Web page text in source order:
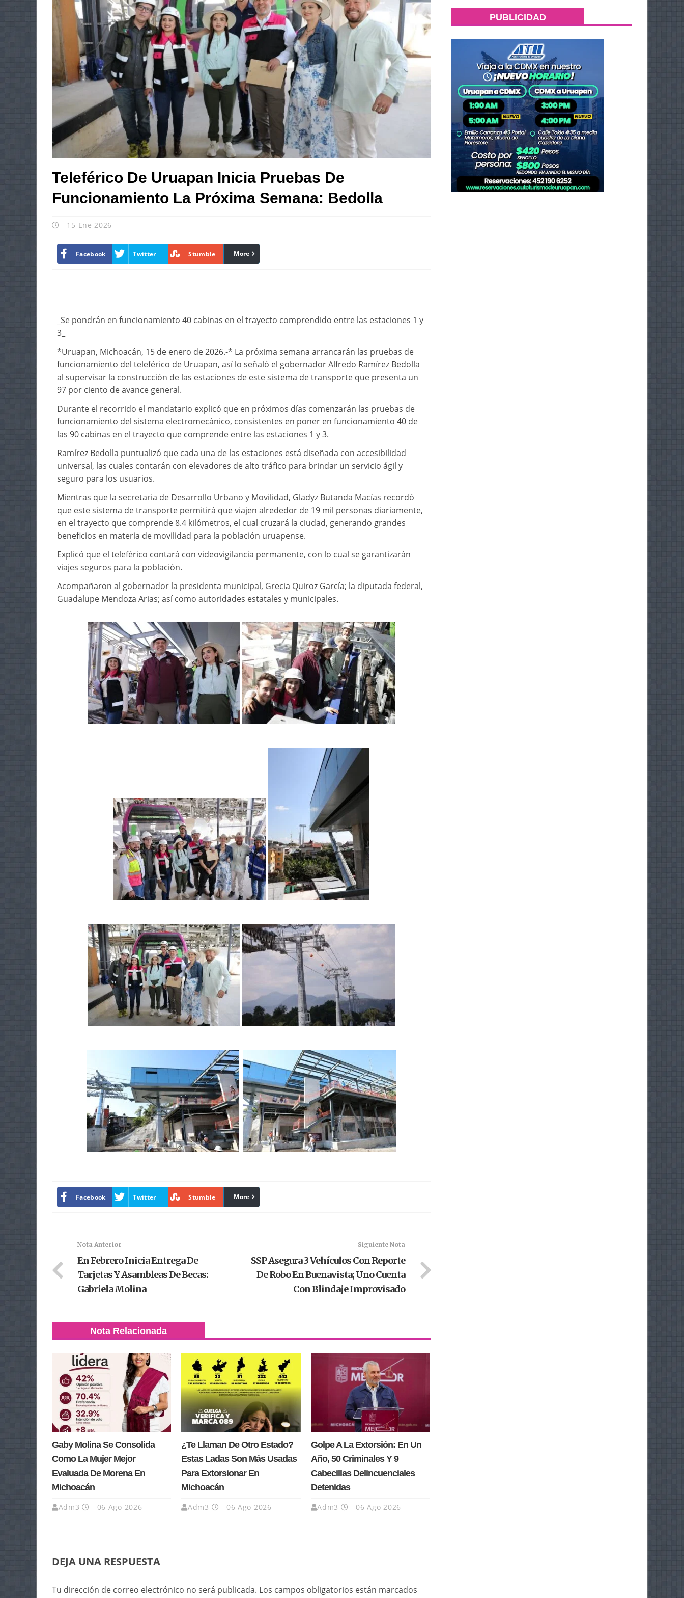
Teleférico De Uruapan Inicia Pruebas De
Funcionamiento La Próxima Semana: Bedolla
15 Ene 2026
Facebook Twitter Stumble linkedin
More
_Se pondrán en funcionamiento 40 cabinas en el trayecto comprendido entre las estaciones 1 y
3_
*Uruapan, Michoacán, 15 de enero de 2026.-* La próxima semana arrancarán las pruebas de
funcionamiento del teleférico de Uruapan, así lo señaló el gobernador Alfredo Ramírez Bedolla
al supervisar la construcción de las estaciones de este sistema de transporte que presenta un
97 por ciento de avance general.
Durante el recorrido el mandatario explicó que en próximos días comenzarán las pruebas de
funcionamiento del sistema electromecánico, consistentes en poner en funcionamiento 40 de
las 90 cabinas en el trayecto que comprende entre las estaciones 1 y 3.
Ramírez Bedolla puntualizó que cada una de las estaciones está diseñada con accesibilidad
universal, las cuales contarán con elevadores de alto tráfico para brindar un servicio ágil y
seguro para los usuarios.
Mientras que la secretaria de Desarrollo Urbano y Movilidad, Gladyz Butanda Macías recordó
que este sistema de transporte permitirá que viajen alrededor de 19 mil personas diariamente,
en el trayecto que comprende 8.4 kilómetros, el cual cruzará la ciudad, generando grandes
beneficios en materia de movilidad para la población uruapense.
Explicó que el teleférico contará con videovigilancia permanente, con lo cual se garantizarán
viajes seguros para la población.
Acompañaron al gobernador la presidenta municipal, Grecia Quiroz García; la diputada federal,
Guadalupe Mendoza Arias; así como autoridades estatales y municipales.
Facebook Twitter Stumble linkedin
More
Nota Anterior
En Febrero Inicia Entrega De
Tarjetas Y Asambleas De Becas:
Gabriela Molina
Siguiente Nota
SSP Asegura 3 Vehículos Con Reporte
De Robo En Buenavista; Uno Cuenta
Con Blindaje Improvisado
Nota Relacionada
Gaby Molina Se Consolida
Como La Mujer Mejor
Evaluada De Morena En
Michoacán
Adm3 06 Ago 2026
¿Te Llaman De Otro Estado?
Estas Ladas Son Más Usadas
Para Extorsionar En
Michoacán
Adm3 06 Ago 2026
Golpe A La Extorsión: En Un
Año, 50 Criminales Y 9
Cabecillas Delincuenciales
Detenidas
Adm3 06 Ago 2026
DEJA UNA RESPUESTA
Tu dirección de correo electrónico no será publicada. Los campos obligatorios están marcados
PUBLICIDAD